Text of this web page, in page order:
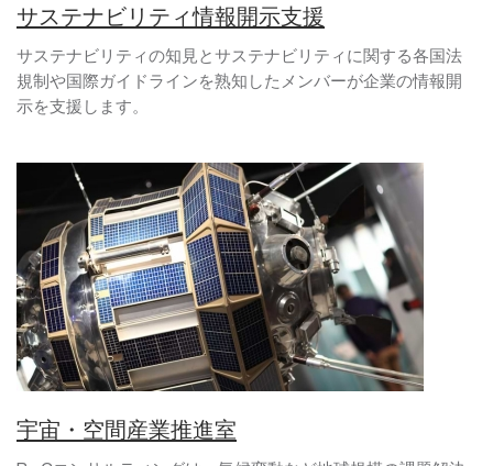
サステナビリティ情報開示支援
サステナビリティの知見とサステナビリティに関する各国法
規制や国際ガイドラインを熟知したメンバーが企業の情報開
示を支援します。
宇宙・空間産業推進室